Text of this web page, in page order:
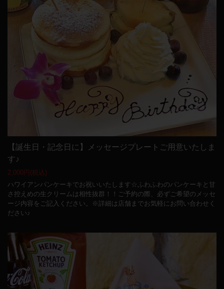
【誕生日・記念日に】メッセージプレートご用意いたしま
す♪
2,000円 (税込)
ハワイアンパンケーキでお祝いいたします☆ふわふわのパンケーキと甘
さ控えめの生クリームは相性抜群！！ご予約の際、必ずご希望のメッセ
ージ内容をご記入ください。※詳細は店舗までお気軽にお問い合わせく
ださい♪